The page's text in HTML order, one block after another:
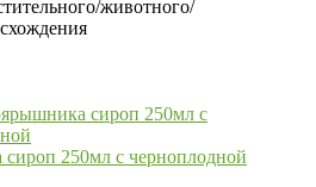
животного/
250мл с черноплодной